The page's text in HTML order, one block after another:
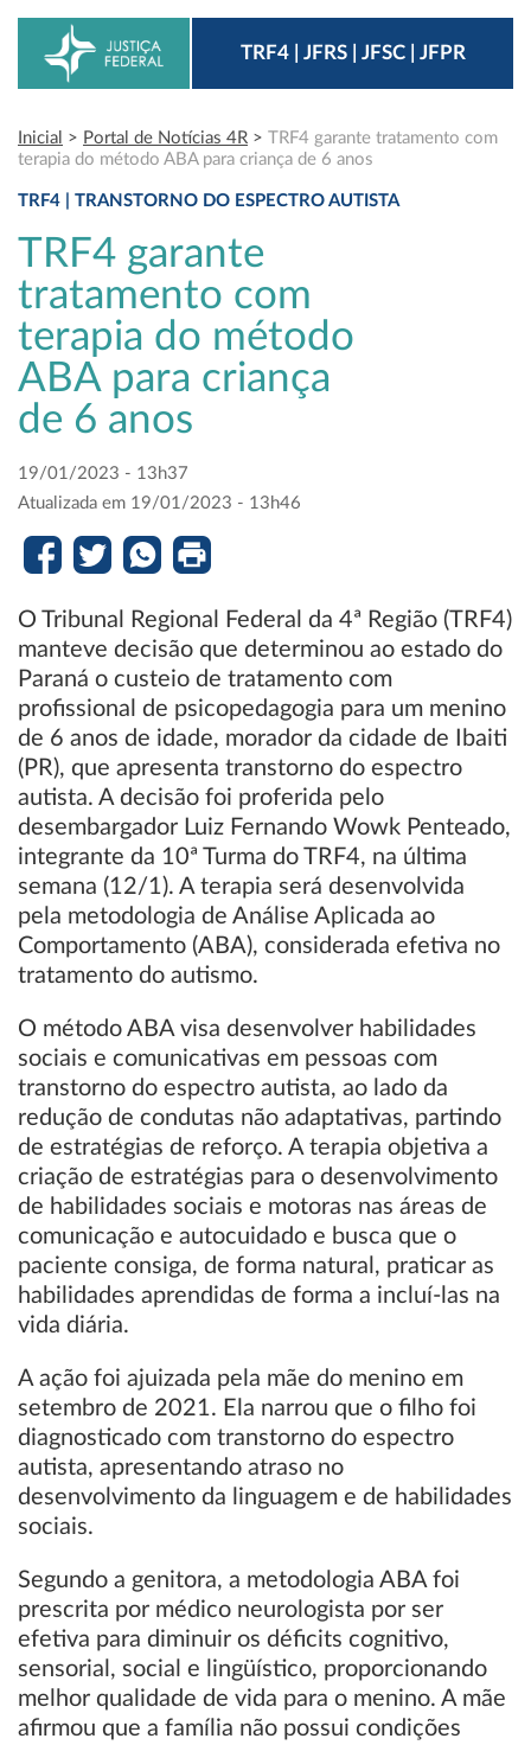
TRF4 | JFRS | JFSC | JFPR
Inicial > Portal de Notícias 4R > TRF4 garante tratamento com
terapia do método ABA para criança de 6 anos
TRF4 | TRANSTORNO DO ESPECTRO AUTISTA
TRF4 garante
tratamento com
terapia do método
ABA para criança
de 6 anos
19/01/2023 - 13h37
Atualizada em 19/01/2023 - 13h46
O Tribunal Regional Federal da 4ª Região (TRF4)
manteve decisão que determinou ao estado do
Paraná o custeio de tratamento com
profissional de psicopedagogia para um menino
de 6 anos de idade, morador da cidade de Ibaiti
(PR), que apresenta transtorno do espectro
autista. A decisão foi proferida pelo
desembargador Luiz Fernando Wowk Penteado,
integrante da 10ª Turma do TRF4, na última
semana (12/1). A terapia será desenvolvida
pela metodologia de Análise Aplicada ao
Comportamento (ABA), considerada efetiva no
tratamento do autismo.
O método ABA visa desenvolver habilidades
sociais e comunicativas em pessoas com
transtorno do espectro autista, ao lado da
redução de condutas não adaptativas, partindo
de estratégias de reforço. A terapia objetiva a
criação de estratégias para o desenvolvimento
de habilidades sociais e motoras nas áreas de
comunicação e autocuidado e busca que o
paciente consiga, de forma natural, praticar as
habilidades aprendidas de forma a incluí-las na
vida diária.
A ação foi ajuizada pela mãe do menino em
setembro de 2021. Ela narrou que o filho foi
diagnosticado com transtorno do espectro
autista, apresentando atraso no
desenvolvimento da linguagem e de habilidades
sociais.
Segundo a genitora, a metodologia ABA foi
prescrita por médico neurologista por ser
efetiva para diminuir os déficits cognitivo,
sensorial, social e lingüístico, proporcionando
melhor qualidade de vida para o menino. A mãe
afirmou que a família não possui condições